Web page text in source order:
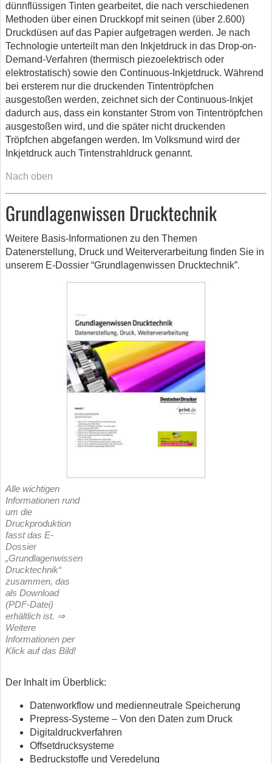
dünnflüssigen Tinten gearbeitet, die nach verschiedenen
Methoden über einen Druckkopf mit seinen (über 2.600)
Druckdüsen auf das Papier aufgetragen werden. Je nach
Technologie unterteilt man den Inkjetdruck in das Drop-on-
Demand-Verfahren (thermisch piezoelektrisch oder
elektrostatisch) sowie den Continuous-Inkjetdruck. Während
bei ersterem nur die druckenden Tintentröpfchen
ausgestoßen werden, zeichnet sich der Continuous-Inkjet
dadurch aus, dass ein konstanter Strom von Tintentröpfchen
ausgestoßen wird, und die später nicht druckenden
Tröpfchen abgefangen werden. Im Volksmund wird der
Inkjetdruck auch Tintenstrahldruck genannt.
Nach oben
Grundlagenwissen Drucktechnik
Weitere Basis-Informationen zu den Themen
Datenerstellung, Druck und Weiterverarbeitung finden Sie in
unserem E-Dossier “Grundlagenwissen Drucktechnik”.
Alle wichtigen
Informationen rund
um die
Druckproduktion
fasst das E-
Dossier
„Grundlagenwissen
Drucktechnik“
zusammen, das
als Download
(PDF-Datei)
erhältlich ist. ⇒
Weitere
Informationen per
Klick auf das Bild!
Der Inhalt im Überblick:
Datenworkflow und medienneutrale Speicherung
Prepress-Systeme – Von den Daten zum Druck
Digitaldruckverfahren
Offsetdrucksysteme
Bedruckstoffe und Veredelung